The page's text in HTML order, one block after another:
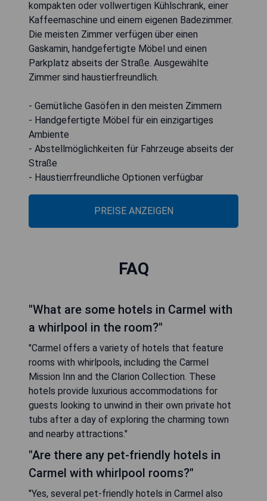
kompakten oder vollwertigen Kühlschrank, einer
Kaffeemaschine und einem eigenen Badezimmer.
Die meisten Zimmer verfügen über einen
Gaskamin, handgefertigte Möbel und einen
Parkplatz abseits der Straße. Ausgewählte
Zimmer sind haustierfreundlich.
- Gemütliche Gasöfen in den meisten Zimmern
- Handgefertigte Möbel für ein einzigartiges
Ambiente
- Abstellmöglichkeiten für Fahrzeuge abseits der
Straße
- Haustierrfreundliche Optionen verfügbar
PREISE ANZEIGEN
FAQ
"What are some hotels in Carmel with
a whirlpool in the room?"
"Carmel offers a variety of hotels that feature
rooms with whirlpools, including the Carmel
Mission Inn and the Clarion Collection. These
hotels provide luxurious accommodations for
guests looking to unwind in their own private hot
tubs after a day of exploring the charming town
and nearby attractions."
"Are there any pet-friendly hotels in
Carmel with whirlpool rooms?"
"Yes, several pet-friendly hotels in Carmel also